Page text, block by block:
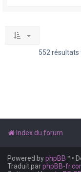
552 résultats
Index du forum
Powered byphpBB™ •
Traduit parphpBB-